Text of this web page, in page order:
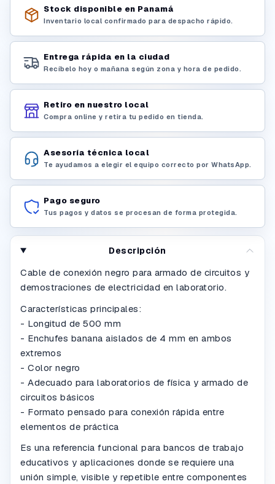
Stock disponible en Panamá
Inventario local confirmado para despacho rápido.
Entrega rápida en la ciudad
Recíbelo hoy o mañana según zona y hora de pedido.
Retiro en nuestro local
Compra online y retira tu pedido en tienda.
Asesoría técnica local
Te ayudamos a elegir el equipo correcto por WhatsApp.
Pago seguro
Tus pagos y datos se procesan de forma protegida.
Descripción
Cable de conexión negro para armado de circuitos y
demostraciones de electricidad en laboratorio.
Características principales:
- Longitud de 500 mm
- Enchufes banana aislados de 4 mm en ambos
extremos
- Color negro
- Adecuado para laboratorios de física y armado de
circuitos básicos
- Formato pensado para conexión rápida entre
elementos de práctica
Es una referencia funcional para bancos de trabajo
educativos y aplicaciones donde se requiere una
unión simple, visible y repetible entre componentes